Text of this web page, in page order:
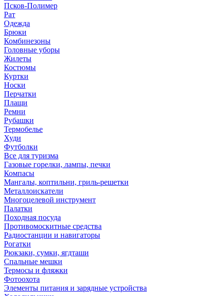
Псков-Полимер
Рат
Одежда
Брюки
Комбинезоны
Головные уборы
Жилеты
Костюмы
Куртки
Носки
Перчатки
Плащи
Ремни
Рубашки
Термобелье
Худи
Футболки
Все для туризма
Газовые горелки, лампы, печки
Компасы
Мангалы, коптильни, гриль-решетки
Металлоискатели
Многоцелевой инструмент
Палатки
Походная посуда
Противомоскитные средства
Радиостанции и навигаторы
Рогатки
Рюкзаки, сумки, ягдташи
Спальные мешки
Термосы и фляжки
Фотоохота
Элементы питания и зарядные устройства